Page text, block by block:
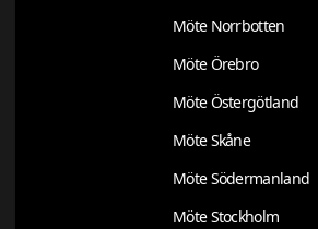
Möte Norrbotten
Möte Örebro
Möte Östergötland
Möte Skåne
Möte Södermanland
Möte Stockholm